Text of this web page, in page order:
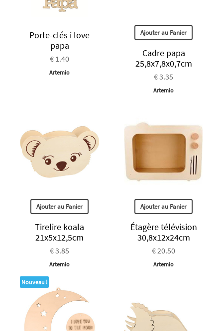
Porte-clés i love
papa
€ 1.40
Artemio
Ajouter au Panier
Cadre papa
25,8x7,8x0,7cm
€ 3.35
Artemio
Ajouter au Panier
Tirelire koala
21x5x12,5cm
€ 3.85
Artemio
Ajouter au Panier
Étagère télévision
30,8x12x24cm
€ 20.50
Artemio
Nouveau !